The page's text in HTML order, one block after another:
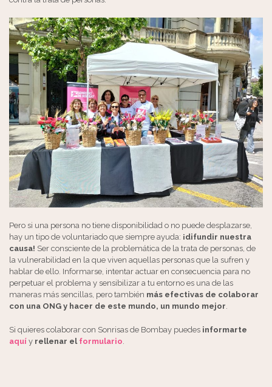
Pero si una persona no tiene disponibilidad o no puede desplazarse,
hay un tipo de voluntariado que siempre ayuda: ¡difundir nuestra
causa! Ser consciente de la problemática de la trata de personas, de
la vulnerabilidad en la que viven aquellas personas que la sufren y
hablar de ello. Informarse, intentar actuar en consecuencia para no
perpetuar el problema y sensibilizar a tu entorno es una de las
maneras más sencillas, pero también más efectivas de colaborar
con una ONG y hacer de este mundo, un mundo mejor.
Si quieres colaborar con Sonrisas de Bombay puedes informarte
aquí y rellenar el formulario.